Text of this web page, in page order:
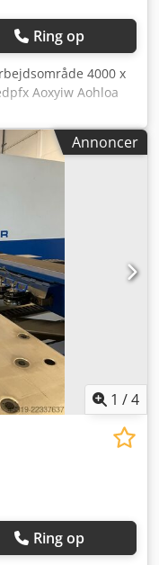
Ring op
4000 x
Aoxyiw Aohloa
indexerende
mm Max.
lokning 89 mm Ø
med: 4 stk.
Annoncer
1 /4
Ring op